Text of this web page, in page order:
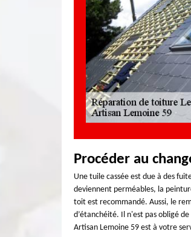
Procéder au
Une tuile cassée est due à des
deviennent perméables, la
toit est recommandé. Aussi, le
d’étanchéité. Il n'est pas obligé
Artisan Lemoine 59 est à votre